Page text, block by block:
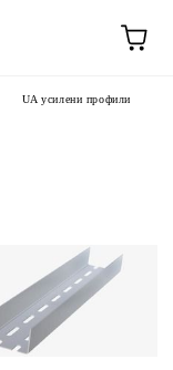
UA усилени профили